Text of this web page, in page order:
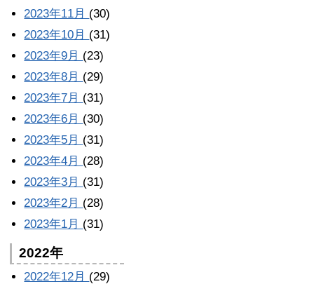
2023年11月 (30)
2023年10月 (31)
2023年9月 (23)
2023年8月 (29)
2023年7月 (31)
2023年6月 (30)
2023年5月 (31)
2023年4月 (28)
2023年3月 (31)
2023年2月 (28)
2023年1月 (31)
2022年
2022年12月 (29)